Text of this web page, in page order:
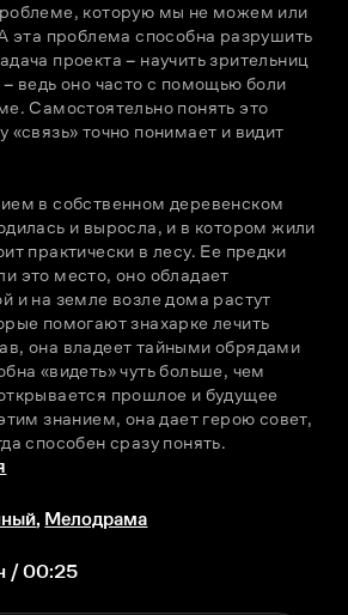
которую мы не можем или
эта проблема способна разрушить
проекта – научить зрительниц
ведь оно часто с помощью боли
Самостоятельно понять это
«связь» точно понимает и видит
в собственном деревенском
и выросла, и в котором жили
практически в лесу. Ее предки
это место, оно обладает
и на земле возле дома растут
помогают знахарке лечить
она владеет тайными обрядами
«видеть» чуть больше, чем
прошлое и будущее
знанием, она дает герою совет,
способен сразу понять.
, Мелодрама
/ 00:25